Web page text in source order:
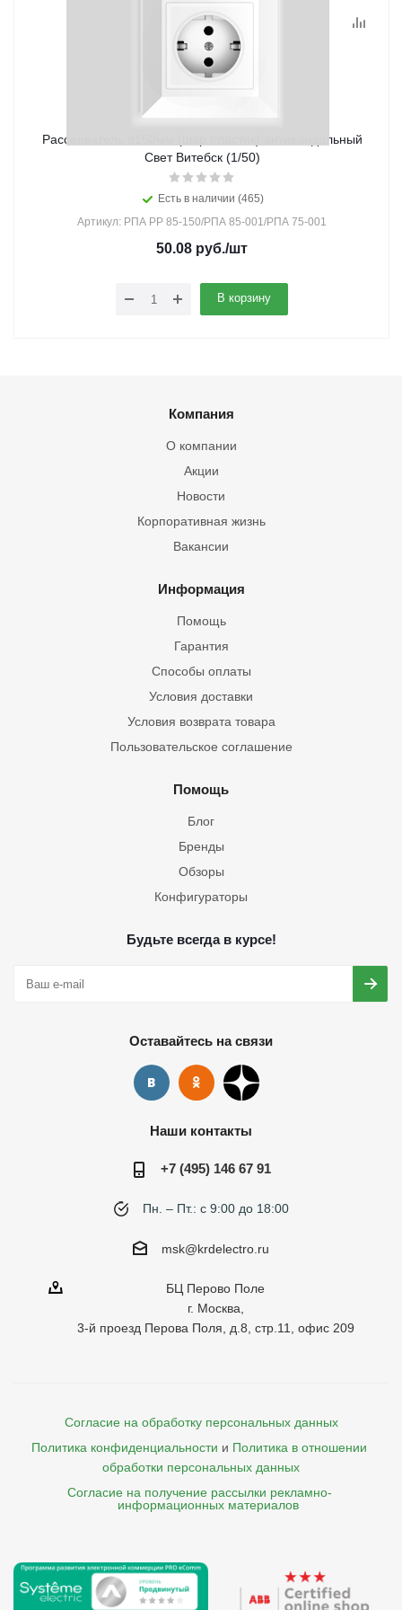
Рассеиватель d150мм (шар пластик) антивандальный
Свет Витебск (1/50)
Есть в наличии (465)
Артикул: РПА РР 85-150/РПА 85-001/РПА 75-001
50.08 руб./шт
В корзину
Компания
О компании
Акции
Новости
Корпоративная жизнь
Вакансии
Информация
Помощь
Гарантия
Способы оплаты
Условия доставки
Условия возврата товара
Пользовательское соглашение
Помощь
Блог
Бренды
Обзоры
Конфигураторы
Будьте всегда в курсе!
Оставайтесь на связи
Наши контакты
+7 (495) 146 67 91
Пн. – Пт.: с 9:00 до 18:00
msk@krdelectro.ru
БЦ Перово Поле
г. Москва,
3-й проезд Перова Поля, д.8, стр.11, офис 209
Согласие на обработку персональных данных
Политика конфиденциальности и Политика в отношении
обработки персональных данных
Согласие на получение рассылки рекламно-
    информационных материалов